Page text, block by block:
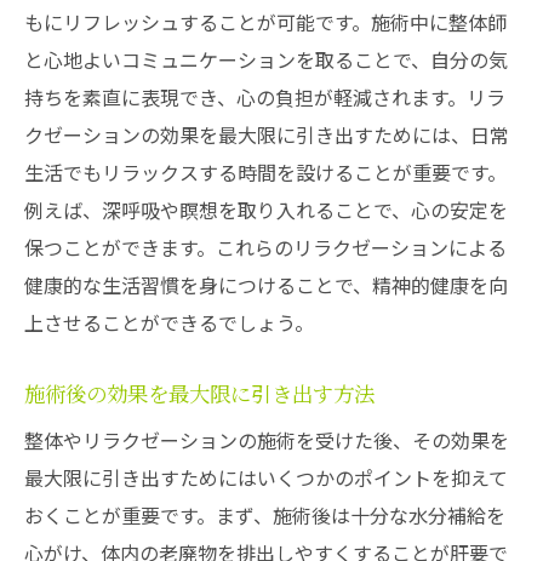
もにリフレッシュすることが可能です。施術中に整体師
と心地よいコミュニケーションを取ることで、自分の気
持ちを素直に表現でき、心の負担が軽減されます。リラ
クゼーションの効果を最大限に引き出すためには、日常
生活でもリラックスする時間を設けることが重要です。
例えば、深呼吸や瞑想を取り入れることで、心の安定を
保つことができます。これらのリラクゼーションによる
健康的な生活習慣を身につけることで、精神的健康を向
上させることができるでしょう。
施術後の効果を最大限に引き出す方法
整体やリラクゼーションの施術を受けた後、その効果を
最大限に引き出すためにはいくつかのポイントを抑えて
おくことが重要です。まず、施術後は十分な水分補給を
心がけ、体内の老廃物を排出しやすくすることが肝要で